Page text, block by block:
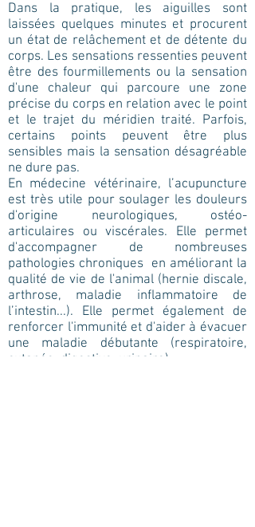
Dans la pratique, les aiguilles sont
laissées quelques minutes et procurent
un état de relâchement et de détente du
corps. Les sensations ressenties peuvent
être des fourmillements ou la sensation
d'une chaleur qui parcoure une zone
précise du corps en relation avec le point
et le trajet du méridien traité. Parfois,
certains points peuvent être plus
sensibles mais la sensation désagréable
ne dure pas.
En médecine vétérinaire, l’acupuncture
est très utile pour soulager les douleurs
d'origine neurologiques, ostéo-
articulaires ou viscérales. Elle permet
d'accompagner de nombreuses
pathologies chroniques en améliorant la
qualité de vie de l'animal (hernie discale,
arthrose, maladie inflammatoire de
l’intestin...). Elle permet également de
renforcer l'immunité et d'aider à évacuer
une maladie débutante (respiratoire,
cutanée, digestive, urinaire).